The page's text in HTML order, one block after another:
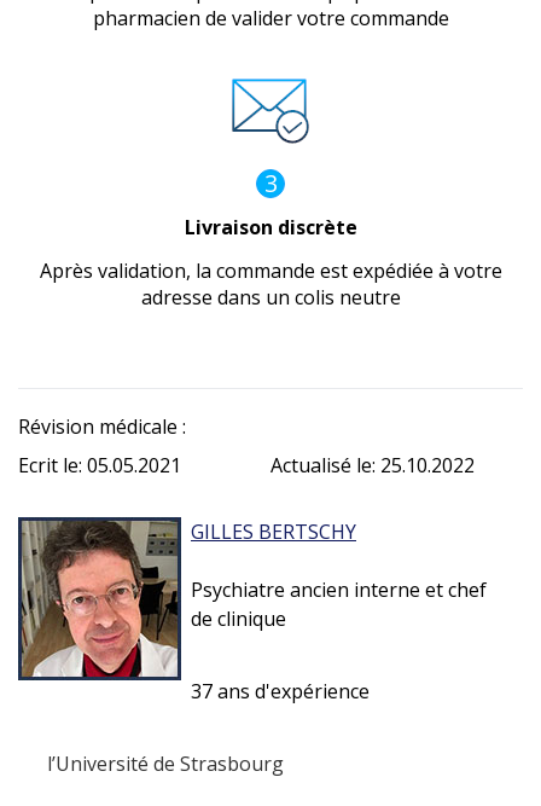
pharmacien de valider votre commande
3
Livraison discrète
Après validation, la commande est expédiée à votre
adresse dans un colis neutre
Révision médicale :
Ecrit le: 05.05.2021
Actualisé le: 25.10.2022
GILLES BERTSCHY
Psychiatre ancien interne et chef
de clinique
37 ans d'expérience
l’Université de Strasbourg